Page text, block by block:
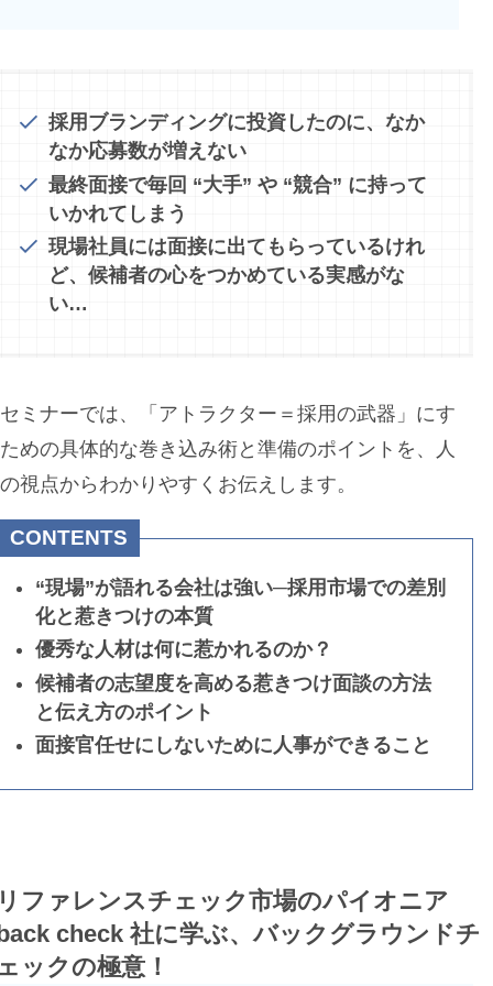
採用ブランディングに投資したのに、なか
なか応募数が増えない
最終面接で毎回 “大手” や “競合” に持って
いかれてしまう
現場社員には面接に出てもらっているけれ
ど、候補者の心をつかめている実感がな
い…
ミナーでは、「アトラクター＝採用の武器」にす
めの具体的な巻き込み術と準備のポイントを、人
視点からわかりやすくお伝えします。
CONTENTS
“現場”が語れる会社は強い─採用市場での差別
化と惹きつけの本質
優秀な人材は何に惹かれるのか？
候補者の志望度を高める惹きつけ面談の方法
と伝え方のポイント
面接官任せにしないために人事ができること
ファレンスチェック市場のパイオニア
check 社に学ぶ、バックグラウンドチ
ックの極意！